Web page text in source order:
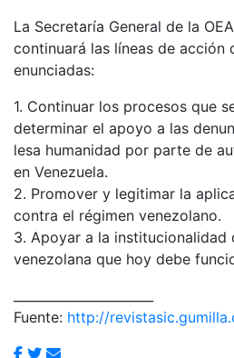
La Secretaría General de la
continuará las líneas de acción
enunciadas:
1. Continuar los procesos que
determinar el apoyo a las
lesa humanidad por parte de
en Venezuela.
2. Promover y legitimar la
contra el régimen venezolano.
3. Apoyar a la institucionalidad
venezolana que hoy debe
Fuente: http://